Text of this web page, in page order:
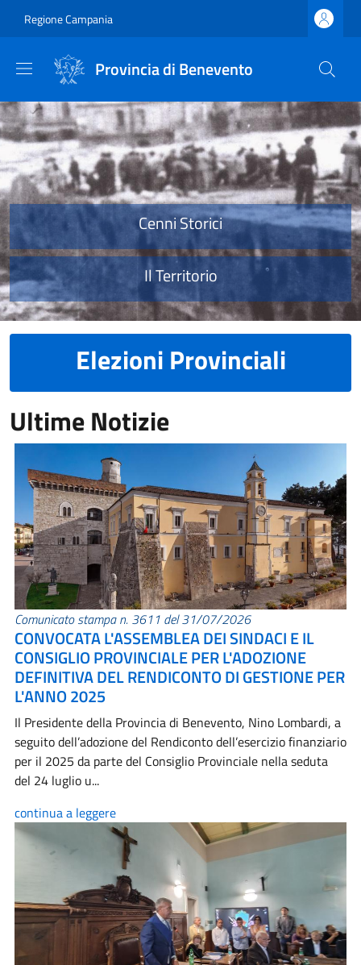
Regione Campania
Provincia di Benevento
Provincia di Benevento
Cenni Storici
Il Territorio
Elezioni Provinciali
Ultime Notizie
Comunicato stampa n. 3611 del 31/07/2026
CONVOCATA L'ASSEMBLEA DEI SINDACI E IL
CONSIGLIO PROVINCIALE PER L'ADOZIONE
DEFINITIVA DEL RENDICONTO DI GESTIONE PER
L'ANNO 2025
Il Presidente della Provincia di Benevento, Nino Lombardi, a
seguito dell’adozione del Rendiconto dell’esercizio finanziario
per il 2025 da parte del Consiglio Provinciale nella seduta
del 24 luglio u...
continua a leggere